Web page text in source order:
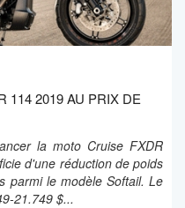
114 2019 AU PRIX DE
la moto Cruise FXDR
d'une réduction de poids
parmi le modèle Softail. Le
21.749 $...